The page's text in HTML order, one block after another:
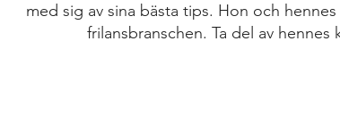
med sig av sina bästa tips. Hon och
frilansbranschen. Ta del av